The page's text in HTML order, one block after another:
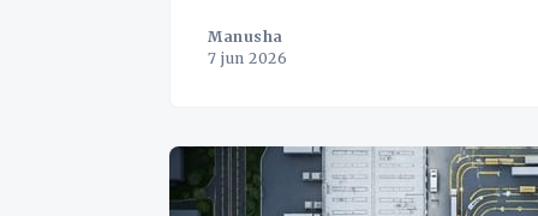
Manusha
7 jun 2026